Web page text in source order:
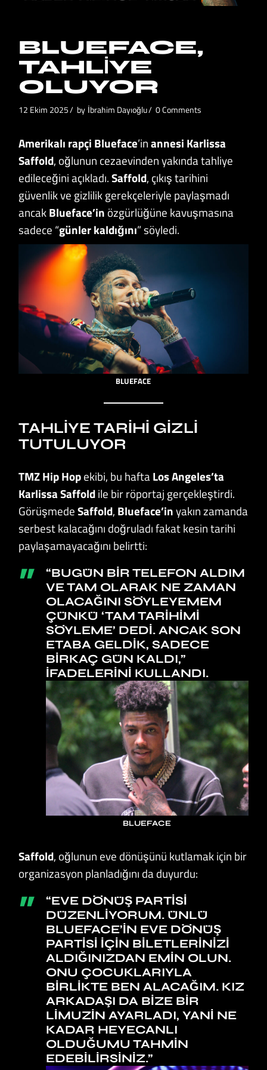
BLUEFACE,
TAHLIYE
OLUYOR
12 Ekim 2025 by İbrahim Dayıoğlu 0 Comments
Amerikalı rapçi Blueface’inannesi Karlissa
Saffold, oğlunun cezaevinden yakında tahliye
edileceğini açıkladı.Saffold, çıkış tarihini
güvenlik ve gizlilik gerekçeleriyle paylaşmadı
ancakBlueface’in özgürlüğüne kavuşmasına
sadece “günler kaldığını” söyledi.
BLUEFACE
TAHLIYE TARIHI GIZLI
TUTULUYOR
TMZ Hip Hopekibi, bu haftaLos Angeles’ta
KarlissaSaffoldile bir röportaj gerçekleştirdi.
GörüşmedeSaffold, Blueface’inyakın zamanda
serbest kalacağını doğruladı fakat kesin tarihi
paylaşamayacağını belirtti:
“BUGÜN BIR TELEFON ALDIM
VE TAM OLARAK NE ZAMAN
OLACAĞINI SÖYLEYEMEM
ÇÜNKÜ ‘TAM TARIHIMI
SÖYLEME’ DEDI. ANCAK SON
ETABA GELDIK, SADECE
BIRKAÇ GÜN KALDI,”
IFADELERINI KULLANDI.
BLUEFACE
Saffold, oğlunun eve dönüşünü kutlamak için bir
organizasyon planladığını da duyurdu:
“EVE DÖNÜŞ PARTISI
DÜZENLIYORUM. ÜNLÜ
BLUEFACE’IN EVE DÖNÜŞ
PARTISI IÇIN BILETLERINIZI
ALDIĞINIZDAN EMIN OLUN.
ONU ÇOCUKLARIYLA
BIRLIKTE BEN ALACAĞIM. KIZ
ARKADAŞI DA BIZE BIR
LIMUZIN AYARLADI, YANI NE
KADAR HEYECANLI
OLDUĞUMU TAHMIN
EDEBILIRSINIZ.”